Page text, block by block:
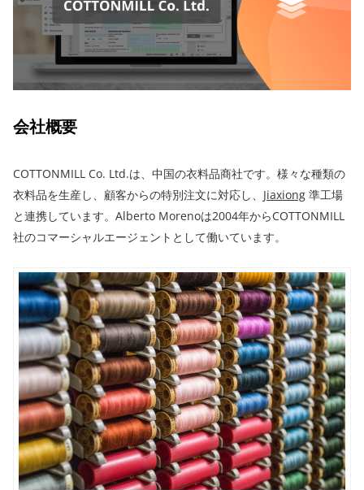
会社概要
COTTONMILL Co. Ltd.は、中国の衣料品商社です。様々な種類の
衣料品を生産し、顧客からの特別注文に対応し、 Jiaxiong 準工場
と連携しています。Alberto Morenoは2004年からCOTTONMILL
社のコマーシャルエージェントとして働いています。